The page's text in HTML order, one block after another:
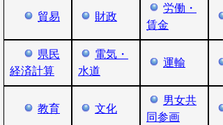
貿易 財政
労働・
賃金
県民
経済計算
電気・
水道
運輸
教育 文化
男女共
同参画